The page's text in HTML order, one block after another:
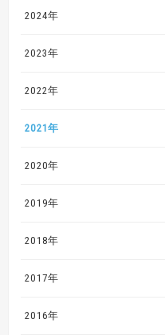
2024年
2023年
2022年
2021年
2020年
2019年
2018年
2017年
2016年